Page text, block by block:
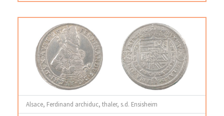
Alsace, Ferdinand archiduc, thaler, s.d. Ensisheim